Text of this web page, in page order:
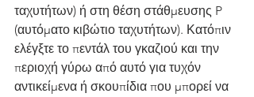
ταχυτήτων) ή στη θέση στάθμευσης P
(αυτόματο κιβώτιο ταχυτήτων). Κατόπιν
ελέγξτε το πεντάλ του γκαζιού και την
περιοχή γύρω από αυτό για τυχόν
αντικείμενα ή σκουπίδια που μπορεί να